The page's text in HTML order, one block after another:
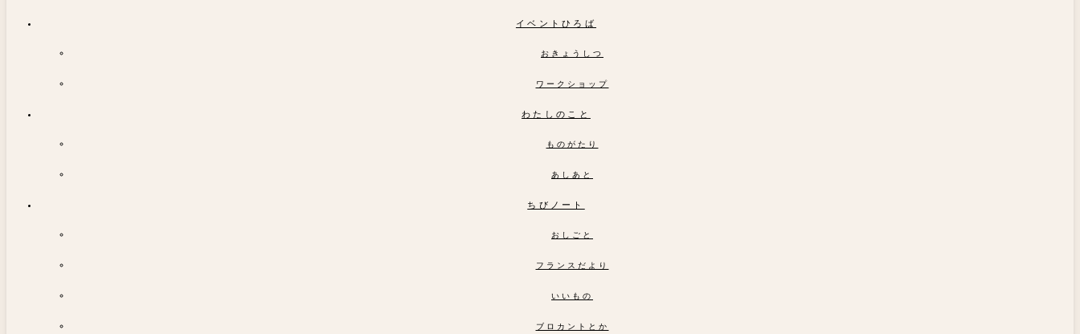
イベントひろば
おきょうしつ
ワークショップ
わたしのこと
ものがたり
あしあと
ちびノート
おしごと
フランスだより
いいもの
ブロカントとか